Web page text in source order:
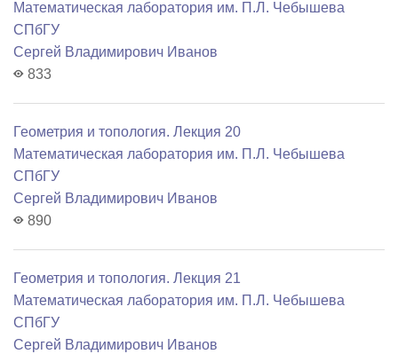
Математичеcкая лаборатория им. П.Л. Чебышева
СПбГУ
Сергей Владимирович Иванов
833
Геометрия и топология. Лекция 20
Математичеcкая лаборатория им. П.Л. Чебышева
СПбГУ
Сергей Владимирович Иванов
890
Геометрия и топология. Лекция 21
Математичеcкая лаборатория им. П.Л. Чебышева
СПбГУ
Сергей Владимирович Иванов